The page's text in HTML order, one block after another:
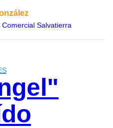
Salvatierra